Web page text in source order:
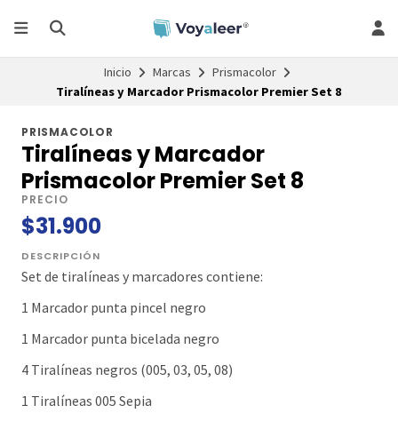
Inicio Marcas
Prismacolor
Tiralíneas y Marcador Prismacolor Premier Set 8
PRISMACOLOR
Tiralíneas y Marcador
Prismacolor Premier Set 8
PRECIO
$31.900
DESCRIPCIÓN
Set de tiralíneas y marcadores contiene:
1 Marcador punta pincel negro
1 Marcador punta bicelada negro
4 Tiralíneas negros (005, 03, 05, 08)
1 Tiralíneas 005 Sepia